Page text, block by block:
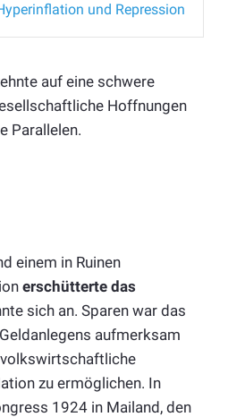
und Repression
auf eine schwere
Hoffnungen
Parallelen.
einem in Ruinen
erschütterte das
sich an. Sparen war das
aufmerksam
zu ermöglichen. In
1924 in Mailand, den